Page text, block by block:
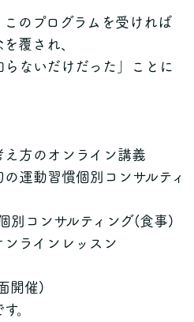
のプログラムを受ければ
覆され、
らないだけだった」ことに
方のオンライン講義
運動習慣個別コンサルティ
別コンサルティング(食事)
ラインレッスン
開催)
。